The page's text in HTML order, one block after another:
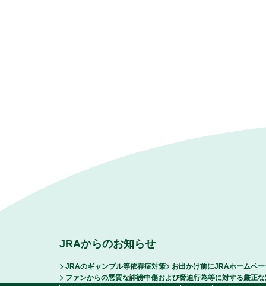
JRAからのお知らせ
JRAのギャンブル等依存症対策
お出かけ前にJRAホームペ
ファンからの悪質な誹謗中傷および脅迫行為等に対する厳正